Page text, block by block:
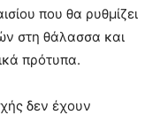
που θα ρυθμίζει
στη θάλασσα και
πρότυπα.
δεν έχουν